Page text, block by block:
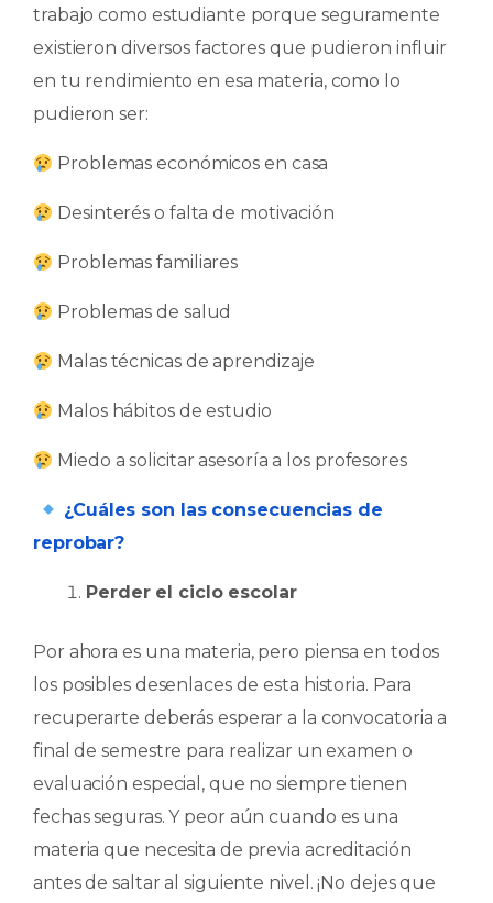
trabajo como estudiante porque seguramente
existieron diversos factores que pudieron influir
en tu rendimiento en esa materia, como lo
pudieron ser:
​ Problemas económicos en casa
​ Desinterés o falta de motivación
​ Problemas familiares
​ Problemas de salud
​ Malas técnicas de aprendizaje
​ Malos hábitos de estudio
​ Miedo a solicitar asesoría a los profesores
¿Cuáles son las consecuencias de
reprobar?
Perder el ciclo escolar
Por ahora es una materia, pero piensa en todos
los posibles desenlaces de esta historia. Para
recuperarte deberás esperar a la convocatoria a
final de semestre para realizar un examen o
evaluación especial, que no siempre tienen
fechas seguras. Y peor aún cuando es una
materia que necesita de previa acreditación
antes de saltar al siguiente nivel. ¡No dejes que